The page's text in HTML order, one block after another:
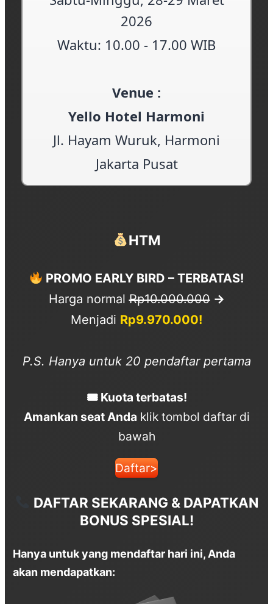
HTM
PROMO EARLY BIRD – TERBATAS!
Harga normalRp10.000.000→
Menjadi Rp9.970.000!
P.S. Hanya untuk 20 pendaftar pertama
🎟 Kuota terbatas!
Amankan seat Anda klik tombol daftar di
bawah
Daftar>
DAFTAR SEKARANG & DAPATKAN
BONUS SPESIAL!
Hanya untuk yang mendaftar hari ini, Anda
akan mendapatkan: